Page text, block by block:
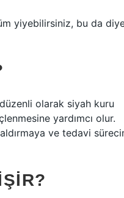
yiyebilirsiniz, bu da
olarak siyah kuru
yardımcı olur.
ve tedavi